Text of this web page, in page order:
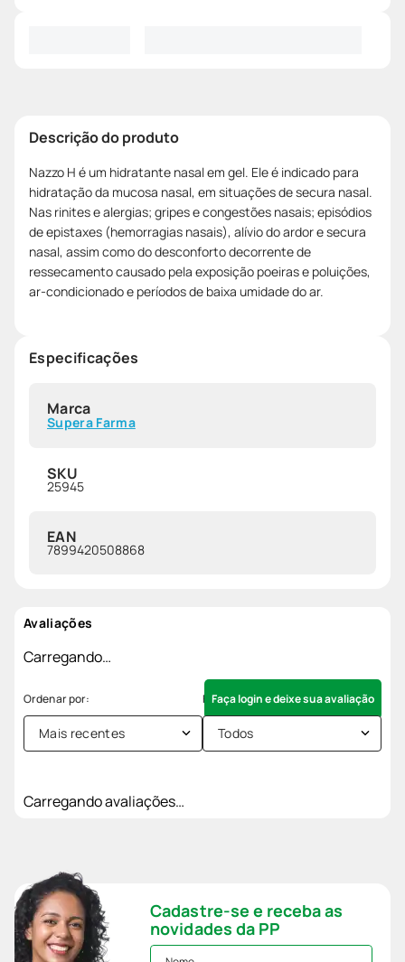
Descrição do produto
Nazzo H é um hidratante nasal em gel. Ele é indicado para
hidratação da mucosa nasal, em situações de secura nasal.
Nas rinites e alergias; gripes e congestões nasais; episódios
de epistaxes (hemorragias nasais), alívio do ardor e secura
nasal, assim como do desconforto decorrente de
ressecamento causado pela exposição poeiras e poluições,
ar-condicionado e períodos de baixa umidade do ar.
Especificações
Marca
Supera Farma
SKU
25945
EAN
7899420508868
Avaliações
Carregando…
Faça login e deixe sua avaliação
Mais recentes Todos
Carregando avaliações…
Cadastre-se e receba as
novidades da PP